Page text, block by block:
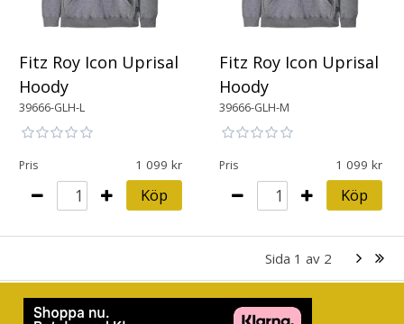
Fitz Roy Icon Uprisal
Hoody
39666-GLH-L
Pris 1 099
Köp
Fitz Roy Icon Uprisal
Hoody
39666-GLH-M
Pris 1 099
Köp
Sida 1 av 2